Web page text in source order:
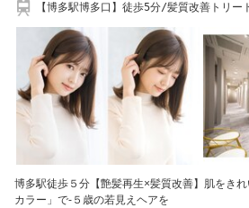
【博多駅博多口】徒歩5分/髪質改善トリ
博多駅徒歩５分【艶髪再生×髪質改善】肌をき
カラー」で-５歳の若見えヘアを